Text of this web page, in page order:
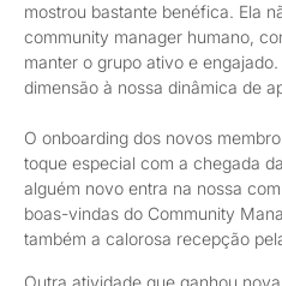
mostrou bastante benéfica. Ela
community manager humano,
manter o grupo ativo e
dimensão à nossa dinâmica de
O onboarding dos novos
toque especial com a chegada
alguém novo entra na nossa
boas-vindas do Community
também a calorosa recepção
Outra atividade que ganhou